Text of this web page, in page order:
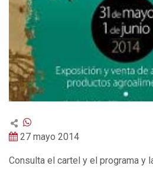
27 mayo 2014
Consulta el cartel y el programa y